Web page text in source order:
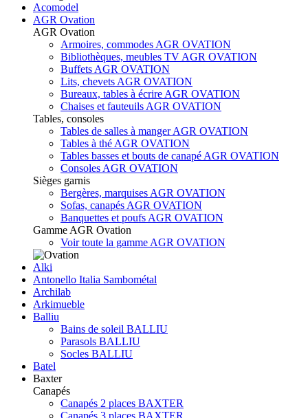
Acomodel
AGR Ovation
AGR Ovation
Armoires, commodes AGR OVATION
Bibliothèques, meubles TV AGR OVATION
Buffets AGR OVATION
Lits, chevets AGR OVATION
Bureaux, tables à écrire AGR OVATION
Chaises et fauteuils AGR OVATION
Tables, consoles
Tables de salles à manger AGR OVATION
Tables à thé AGR OVATION
Tables basses et bouts de canapé AGR OVATION
Consoles AGR OVATION
Sièges garnis
Bergères, marquises AGR OVATION
Sofas, canapés AGR OVATION
Banquettes et poufs AGR OVATION
Gamme AGR Ovation
Voir toute la gamme AGR OVATION
Alki
Antonello Italia Sambométal
Archilab
Arkimueble
Balliu
Bains de soleil BALLIU
Parasols BALLIU
Socles BALLIU
Batel
Baxter
Canapés
Canapés 2 places BAXTER
Canapés 3 places BAXTER